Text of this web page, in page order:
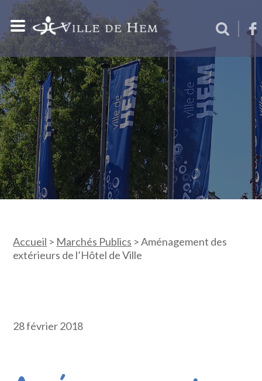
Accueil > Marchés Publics >Aménagement des
extérieurs de l’Hôtel de Ville
28 février 2018